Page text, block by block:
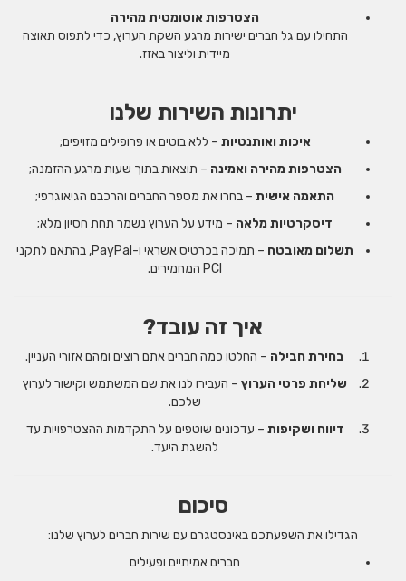
הצטרפות אוטומטית מהירה
התחילו עם גל חברים ישירות מרגע השקת הערוץ, כדי לתפוס תאוצה
מיידית וליצור באזז.
יתרונות השירות שלנו
איכות ואותנטיות – ללא בוטים או פרופילים מזויפים;
הצטרפות מהירה ואמינה – תוצאות בתוך שעות מרגע ההזמנה;
התאמה אישית – בחרו את מספר החברים והרכבם הגיאוגרפי;
דיסקרטיות מלאה – מידע על הערוץ נשמר תחת חסיון מלא;
תשלום מאובטח
– תמיכה בכרטיס אשראי ו-PayPal, בהתאם לתקני
PCI המחמירים.
איך זה עובד?
בחירת חבילה – החלטו כמה חברים אתם רוצים ומהם אזורי העניין.
שליחת פרטי הערוץ – העבירו לנו את שם המשתמש וקישור לערוץ
שלכם.
דיווח ושקיפות – עדכונים שוטפים על התקדמות ההצטרפויות עד
להשגת היעד.
סיכום
הגדילו את השפעתכם באינסטגרם עם שירות חברים לערוץ שלנו:
חברים אמיתיים ופעילים